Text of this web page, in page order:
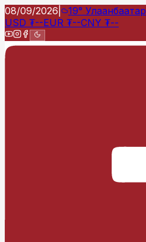
08/09/2026 19° Улаанбаатар
USD ₮--EUR ₮--CNY ₮--